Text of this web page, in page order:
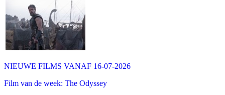
NIEUWE FILMS VANAF 16-07-2026
Film van de week: The Odyssey